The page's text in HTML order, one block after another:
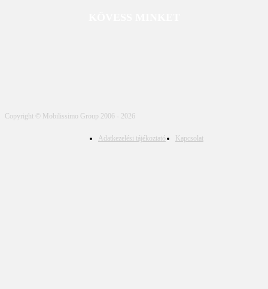
Copyright © Mobilissimo Group 2006 - 2026
Adatkezelési tájékoztató Kapcsolat